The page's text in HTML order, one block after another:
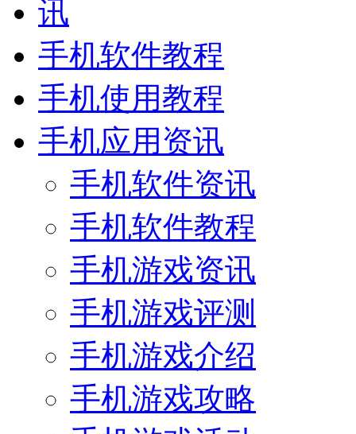
手机软件教程
手机使用教程
手机应用资讯
手机软件资讯
手机软件教程
手机游戏资讯
手机游戏评测
手机游戏介绍
手机游戏攻略